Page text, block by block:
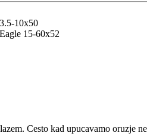
10x50
15-60x52
Cesto kad upucavamo oruzje